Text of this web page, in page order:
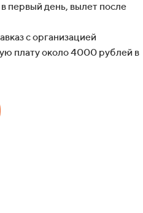
первый день, вылет после
с организацией
плату около 4000 рублей в